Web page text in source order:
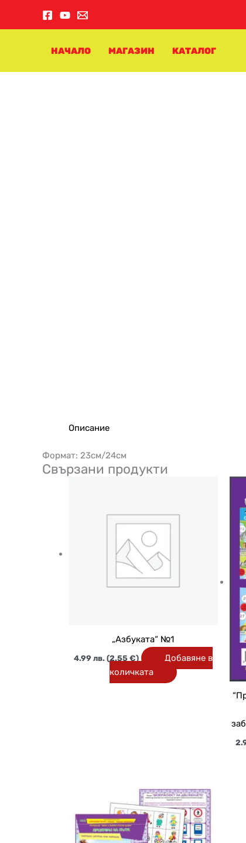
НАЧАЛО МАГАЗИН КАТАЛОГ
Описание
Формат: 23см/24см
Свързани продукти
„Азбуката“ №1
4.99лв. (2.55 €)
Добавяне в
количката